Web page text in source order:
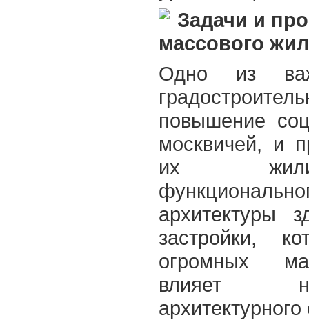
Задачи и
массового
Одно из
повышение
москвичей, и
их
архитектуры
застройки,
огромных
влияет